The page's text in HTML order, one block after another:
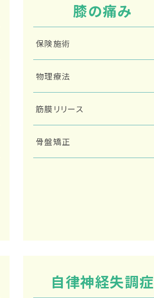
膝の痛み
保険施術
物理療法
筋膜リリース
骨盤矯正
自律神経失調症